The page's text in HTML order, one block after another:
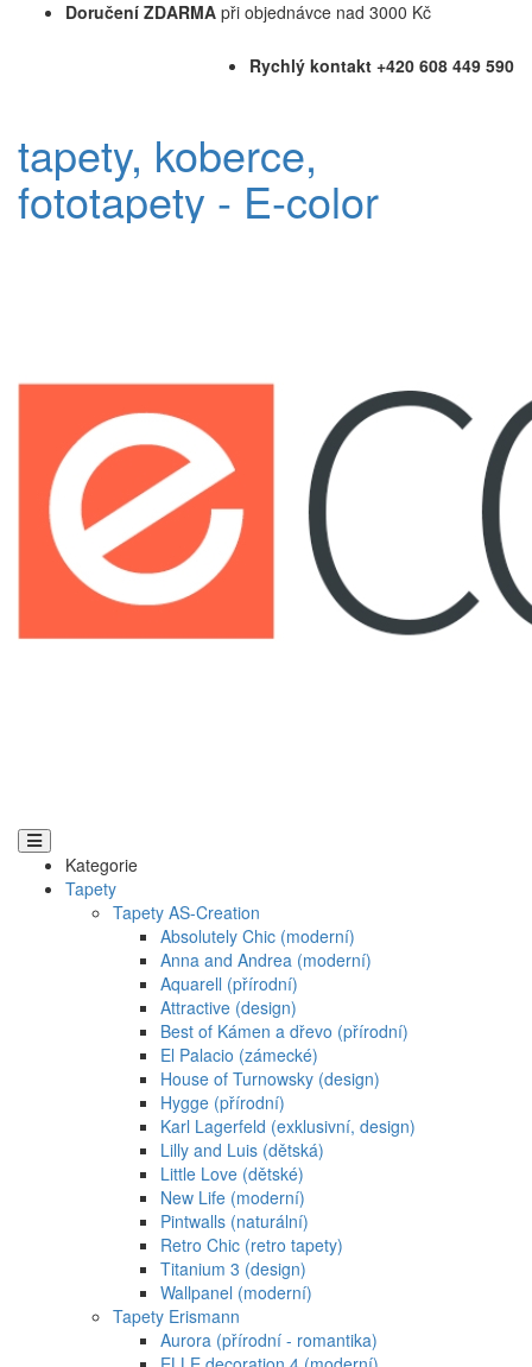
Doručení ZDARMA při objednávce nad 3000 Kč
Rychlý kontakt +420 608 449 590
tapety, koberce,
fototapety - E-color
Kategorie
Tapety
Tapety AS-Creation
Absolutely Chic (moderní)
Anna and Andrea (moderní)
Aquarell (přírodní)
Attractive (design)
Best of Kámen a dřevo (přírodní)
El Palacio (zámecké)
House of Turnowsky (design)
Hygge (přírodní)
Karl Lagerfeld (exklusivní, design)
Lilly and Luis (dětská)
Little Love (dětské)
New Life (moderní)
Pintwalls (naturální)
Retro Chic (retro tapety)
Titanium 3 (design)
Wallpanel (moderní)
Tapety Erismann
Aurora (přírodní - romantika)